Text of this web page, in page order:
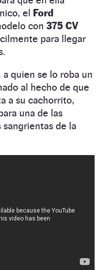
el Ford
con 375 CV
para llegar
quien se lo roba un
al hecho de que
a su cachorrito,
una de las
sangrientas de la